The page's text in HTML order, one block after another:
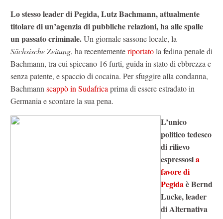
Lo stesso leader di Pegida, Lutz Bachmann, attualmente
titolare di un’agenzia di pubbliche relazioni, ha alle spalle
un passato criminale.Un giornale sassone locale, la
Sächsische Zeitung, ha recentementeriportatola fedina penale di
Bachmann, tra cui spiccano 16 furti, guida in stato di ebbrezza e
senza patente, e spaccio di cocaina. Per sfuggire alla condanna,
Bachmann scappò in Sudafrica prima di essere estradato in
Germania e scontare la sua pena.
L’unico
politico tedesco
di rilievo
espressosia
favore di
Pegidaè Bernd
Lucke, leader
di Alternativa